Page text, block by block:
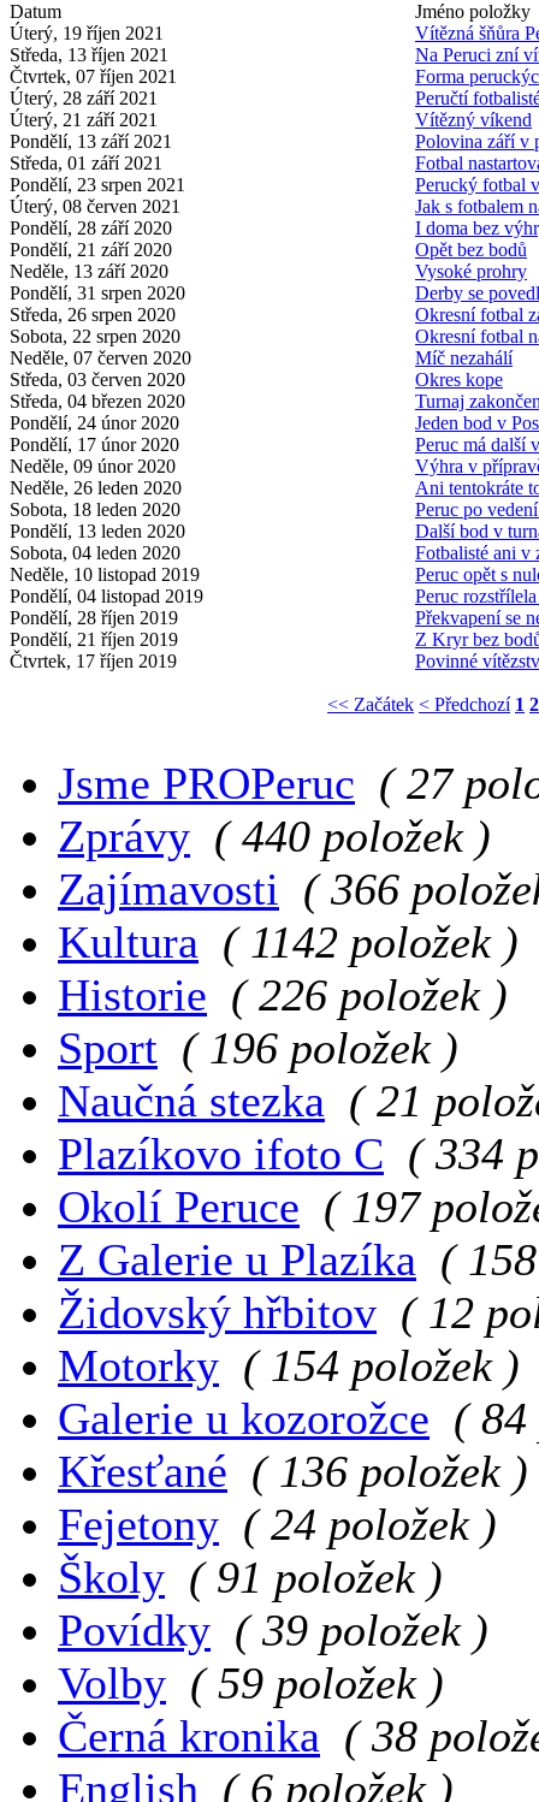
Datum
Jméno položky
Úterý, 19 říjen 2021
Vítězná šňůra
Středa, 13 říjen 2021
Na Peruci zní
Čtvrtek, 07 říjen 2021
Forma
Úterý, 28 září 2021
Peručtí
Úterý, 21 září 2021
Vítězný víkend
Pondělí, 13 září 2021
Polovina září v
Středa, 01 září 2021
Fotbal
Pondělí, 23 srpen 2021
Perucký fotbal
Úterý, 08 červen 2021
Jak s fotbalem
Pondělí, 28 září 2020
I doma bez
Pondělí, 21 září 2020
Opět bez bodů
Neděle, 13 září 2020
Vysoké prohry
Pondělí, 31 srpen 2020
Derby se
Středa, 26 srpen 2020
Okresní fotbal
Sobota, 22 srpen 2020
Okresní fotbal
Neděle, 07 červen 2020
Míč nezahálí
Středa, 03 červen 2020
Okres kope
Středa, 04 březen 2020
Turnaj
Pondělí, 24 únor 2020
Jeden bod v
Pondělí, 17 únor 2020
Peruc má další
Neděle, 09 únor 2020
Výhra v
Neděle, 26 leden 2020
Ani tentokráte
Sobota, 18 leden 2020
Peruc po
Pondělí, 13 leden 2020
Další bod v
Sobota, 04 leden 2020
Fotbalisté ani v
Neděle, 10 listopad 2019
Peruc opět s
Pondělí, 04 listopad 2019
Peruc
Pondělí, 28 říjen 2019
Překvapení se
Pondělí, 21 říjen 2019
Z Kryr bez
Čtvrtek, 17 říjen 2019
Povinné
<< Začátek < Předchozí 1 2
Jsme PROPeruc ( 27
Zprávy ( 440 položek )
Zajímavosti ( 366
Kultura ( 1142 položek )
Historie ( 226 položek )
Sport ( 196 položek )
Naučná stezka ( 21
Plazíkovo ifoto C ( 334
Okolí Peruce ( 197
Z Galerie u Plazíka (
Židovský hřbitov ( 12
Motorky ( 154 položek )
Galerie u kozorožce ( 84
Křesťané ( 136 položek )
Fejetony ( 24 položek )
Školy ( 91 položek )
Povídky ( 39 položek )
Volby ( 59 položek )
Černá kronika ( 38
English ( 6 položek )